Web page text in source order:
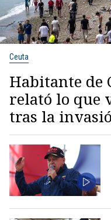
Ceuta
Habitante de
relató lo que
tras la